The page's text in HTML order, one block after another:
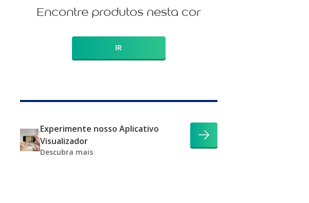
Encontre produtos nesta cor
IR
Experimente nosso Aplicativo
Visualizador
Descubra mais